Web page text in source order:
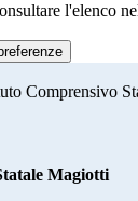
l'elenco
Comprensivo
Magiotti